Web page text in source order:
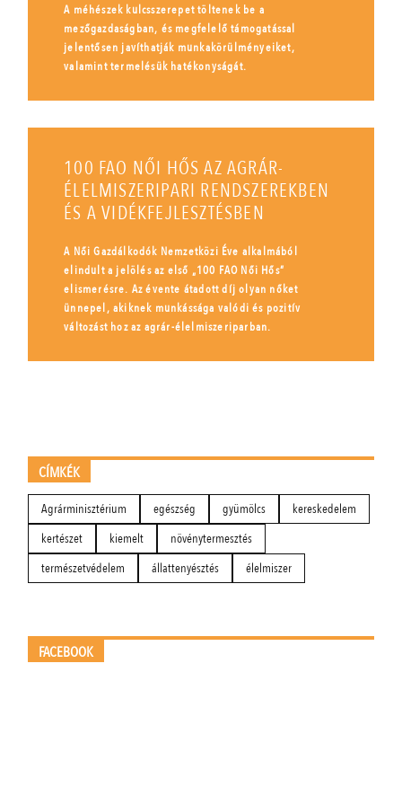
A méhészek kulcsszerepet töltenek be a
mezőgazdaságban, és megfelelő támogatással
jelentősen javíthatják munkakörülményeiket,
valamint termelésük hatékonyságát.
100 FAO NŐI HŐS AZ AGRÁR-
ÉLELMISZERIPARI RENDSZEREKBEN
ÉS A VIDÉKFEJLESZTÉSBEN
A Női Gazdálkodók Nemzetközi Éve alkalmából
elindult a jelölés az első „100 FAO Női Hős”
elismerésre. Az évente átadott díj olyan nőket
ünnepel, akiknek munkássága valódi és pozitív
változást hoz az agrár-élelmiszeriparban.
CÍMKÉK
Agrárminisztérium egészség gyümölcs
kereskedelem
kertészet
kiemelt
növénytermesztés
természetvédelem
állattenyésztés élelmiszer
FACEBOOK